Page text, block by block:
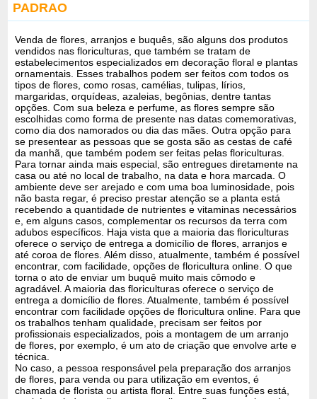
PADRAO
Venda de flores, arranjos e buquês, são alguns dos produtos
vendidos nas floriculturas, que também se tratam de
estabelecimentos especializados em decoração floral e plantas
ornamentais. Esses trabalhos podem ser feitos com todos os
tipos de flores, como rosas, camélias, tulipas, lírios,
margaridas, orquídeas, azaleias, begônias, dentre tantas
opções. Com sua beleza e perfume, as flores sempre são
escolhidas como forma de presente nas datas comemorativas,
como dia dos namorados ou dia das mães. Outra opção para
se presentear as pessoas que se gosta são as cestas de café
da manhã, que também podem ser feitas pelas floriculturas.
Para tornar ainda mais especial, são entregues diretamente na
casa ou até no local de trabalho, na data e hora marcada. O
ambiente deve ser arejado e com uma boa luminosidade, pois
não basta regar, é preciso prestar atenção se a planta está
recebendo a quantidade de nutrientes e vitaminas necessários
e, em alguns casos, complementar os recursos da terra com
adubos específicos. Haja vista que a maioria das floriculturas
oferece o serviço de entrega a domicílio de flores, arranjos e
até coroa de flores. Além disso, atualmente, também é possível
encontrar, com facilidade, opções de floricultura online. O que
torna o ato de enviar um buquê muito mais cômodo e
agradável. A maioria das floriculturas oferece o serviço de
entrega a domicílio de flores. Atualmente, também é possível
encontrar com facilidade opções de floricultura online. Para que
os trabalhos tenham qualidade, precisam ser feitos por
profissionais especializados, pois a montagem de um arranjo
de flores, por exemplo, é um ato de criação que envolve arte e
técnica.
No caso, a pessoa responsável pela preparação dos arranjos
de flores, para venda ou para utilização em eventos, é
chamada de florista ou artista floral. Entre suas funções está,